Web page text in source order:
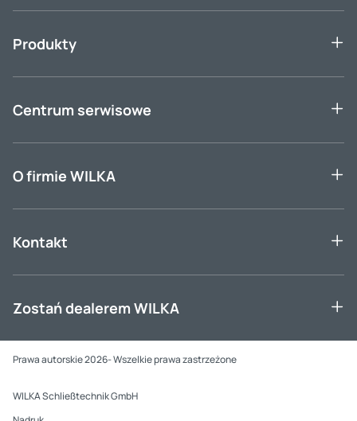
Produkty
Centrum serwisowe
O firmie WILKA
Kontakt
Zostań dealerem WILKA
Prawa autorskie 2026- Wszelkie prawa zastrzeżone
WILKA Schließtechnik GmbH